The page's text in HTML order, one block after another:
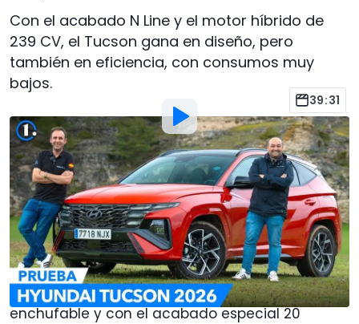
Con el acabado N Line y el motor híbrido de
239 CV, el Tucson gana en diseño, pero
también en eficiencia, con consumos muy
bajos.
39:31
Por:Javier Llorente
28 Maya las20:00
Añadir Motor1.com como
fuente preferida en Google
Hace cosa de un año, nos poníamos al volante
delHyundai Tucson, en su versión híbrida
enchufable y con el acabado especial 20